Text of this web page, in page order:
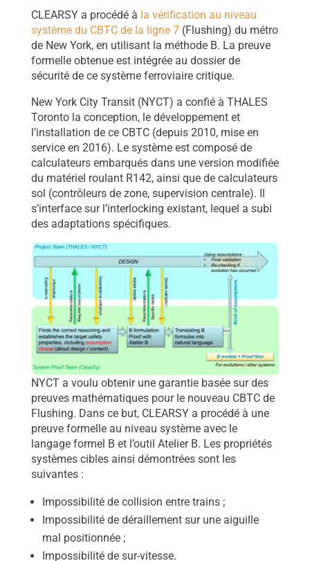
CLEARSY a procédé à la vérification au niveau
système du CBTC de la ligne 7(Flushing) du métro
de New York, en utilisant la méthode B. La preuve
formelle obtenue est intégrée au dossier de
sécurité de ce système ferroviaire critique.
New York City Transit (NYCT) a confié à THALES
Toronto la conception, le développement et
l’installation de ce CBTC (depuis 2010, mise en
service en 2016). Le système est composé de
calculateurs embarqués dans une version modifiée
du matériel roulant R142, ainsi que de calculateurs
sol (contrôleurs de zone, supervision centrale). Il
s’interface sur l’interlocking existant, lequel a subi
des adaptations spécifiques.
NYCT a voulu obtenir une garantie basée sur des
preuves mathématiques pour le nouveau CBTC de
Flushing. Dans ce but, CLEARSY a procédé à une
preuve formelle au niveau système avec le
langage formel B et l’outil Atelier B. Les propriétés
systèmes cibles ainsi démontrées sont les
suivantes :
Impossibilité de collision entre trains ;
Impossibilité de déraillement sur une aiguille
mal positionnée ;
Impossibilité de sur-vitesse.